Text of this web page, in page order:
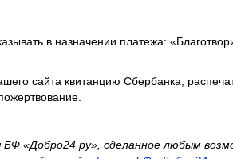
в назначении платежа:
сайта квитанцию Сбербанка,
БФ «Добро24.ру», сделанное любым